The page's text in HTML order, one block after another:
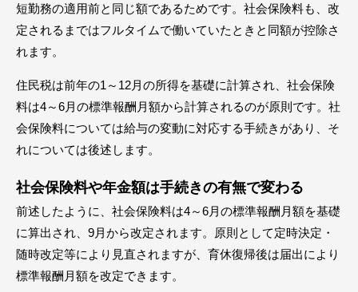
短勤務の適用前と同じ額であるためです。社会保険料も、改
定されるまではフルタイムで働いていたときと同額が控除さ
れます。
住民税は前年の1～12月の所得を基礎に計算され、社会保険
料は4～6月の標準報酬月額から計算されるのが原則です。社
会保険料については給与の変動に対応する手続きがあり、そ
れについては後述します。
社会保険料や年金額は手続きの有無で変わる
前述したように、社会保険料は4～6月の標準報酬月額を基礎
に算出され、9月から改定されます。原則として定時決定・
随時改定等により見直されますが、育休復帰後は届出により
標準報酬月額を改定できます。